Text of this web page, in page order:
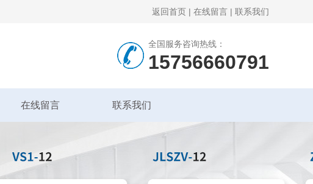
返回首页 | 在线留言 | 联系我们
全国服务咨询热线：
15756660791
在线留言 联系我们